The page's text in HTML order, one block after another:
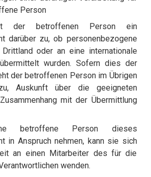
Person
der betroffenen Person ein
darüber zu, ob personenbezogene
oder an eine internationale
wurden. Sofern dies der
der betroffenen Person im Übrigen
Auskunft über die geeigneten
mit der Übermittlung
betroffene Person dieses
in Anspruch nehmen, kann sie sich
an einen Mitarbeiter des für die
wenden.